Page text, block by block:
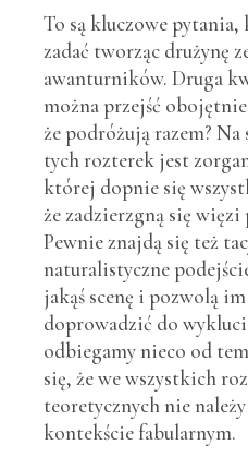
To są kluczowe
zadać tworząc drużynę
awanturników. Druga
można przejść
że podróżują razem?
tych rozterek jest
której dopnie się
że zadzierzgną się
Pewnie znajdą się też
naturalistyczne
jakąś scenę i pozwolą
doprowadzić do
odbiegamy nieco od
się, że we wszystkich
teoretycznych nie
kontekście fabularnym.